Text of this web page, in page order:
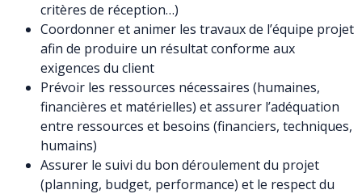
critères de réception…)
Coordonner et animer les travaux de l’équipe projet
afin de produire un résultat conforme aux
exigences du client
Prévoir les ressources nécessaires (humaines,
financières et matérielles) et assurer l’adéquation
entre ressources et besoins (financiers, techniques,
humains)
Assurer le suivi du bon déroulement du projet
(planning, budget, performance) et le respect du